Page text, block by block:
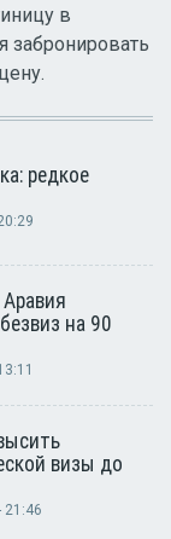
в
забронировать
редкое
на 90
визы до
21:46